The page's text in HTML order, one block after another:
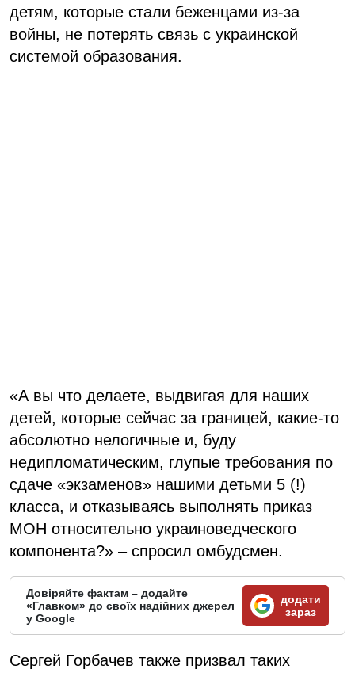
детям, которые стали беженцами из-за
войны, не потерять связь с украинской
системой образования.
«А вы что делаете, выдвигая для наших
детей, которые сейчас за границей, какие-то
абсолютно нелогичные и, буду
недипломатическим, глупые требования по
сдаче «экзаменов» нашими детьми 5 (!)
класса, и отказываясь выполнять приказ
МОН относительно украиноведческого
компонента?» – спросил омбудсмен.
Довіряйте фактам – додайте
«Главком» до своїх надійних джерел
у Google
додати
зараз
Сергей Горбачев также призвал таких